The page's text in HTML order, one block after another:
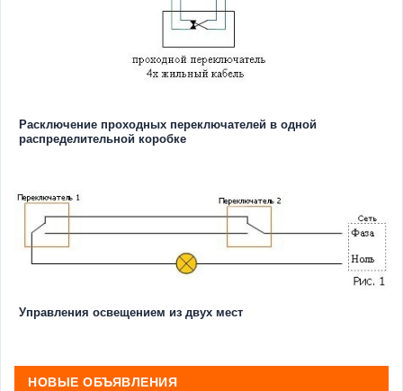
Расключение проходных переключателей в одной
распределительной коробке
Управления освещением из двух мест
НОВЫЕ ОБЪЯВЛЕНИЯ